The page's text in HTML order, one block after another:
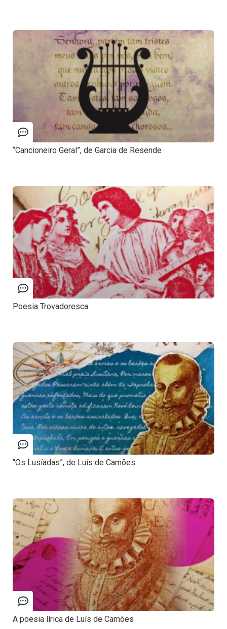
“Cancioneiro Geral”, de Garcia de Resende
Poesia Trovadoresca
“Os Lusíadas”, de Luís de Camões
A poesia lírica de Luís de Camões